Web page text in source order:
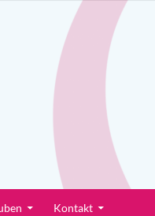
Kontakt